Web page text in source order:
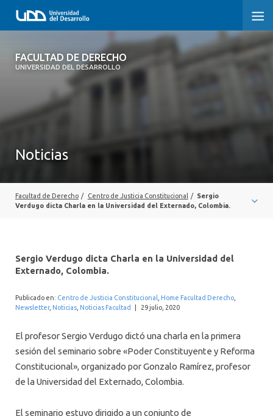
FACULTAD DE DERECHO
UNIVERSIDAD DEL DESARROLLO
FACULTAD DE DERECHO
SOBRE LA FACULTAD
PROFESORES
INTERNACIONAL
Noticias
Facultad de Derecho / Centro de Justicia Constitucional / Sergio
Verdugo dicta Charla en la Universidad del Externado, Colombia.
Sergio Verdugo dicta Charla en la Universidad del
Externado, Colombia.
Publicado en: Centro de Justicia Constitucional Home Facultad Derecho
Newsletter, Noticias Noticias Facultad 29 julio, 2020
El profesor Sergio Verdugo dictó una charla en la primera
sesión del seminario sobre «Poder Constituyente y Reforma
Constitucional», organizado por Gonzalo Ramírez, profesor
de la Universidad del Externado, Colombia.
El seminario estuvo dirigido a un conjunto de